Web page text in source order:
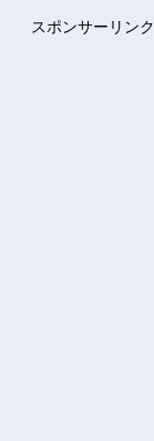
スポンサーリンク